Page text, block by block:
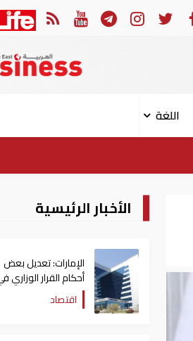
تقييم في إسرائيل يشير الى أن ترامب في
اللغة
الأخبار الرئيسية
الإمارات: تعديل بعض
أحكام القرار الوزاري
شأن الضريبة على
والأعمال
اقتصاد